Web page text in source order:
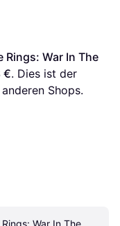
Rings: War In The
€. Dies ist der
anderen Shops.